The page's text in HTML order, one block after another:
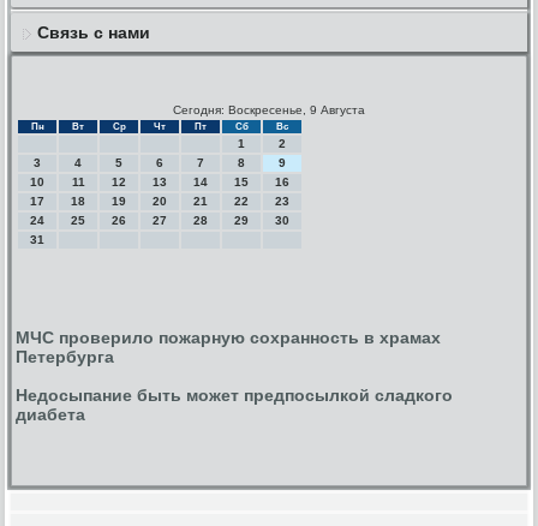
Связь с нами
Сегодня: Воскресенье, 9 Августа
Пн Вт Ср Чт Пт Сб Вс
1
2
3
4 5 6 7 8
9
10
11 12 13 14 15
16
17
18 19 20 21 22
23
24
25 26 27 28 29
30
31
МЧС проверило пожарную сохранность в храмах
Петербурга
Недосыпание быть может предпосылкой сладкого
диабета